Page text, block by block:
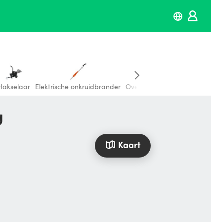
Elektrische onkruidbrander Overige elektrisch
Kaart